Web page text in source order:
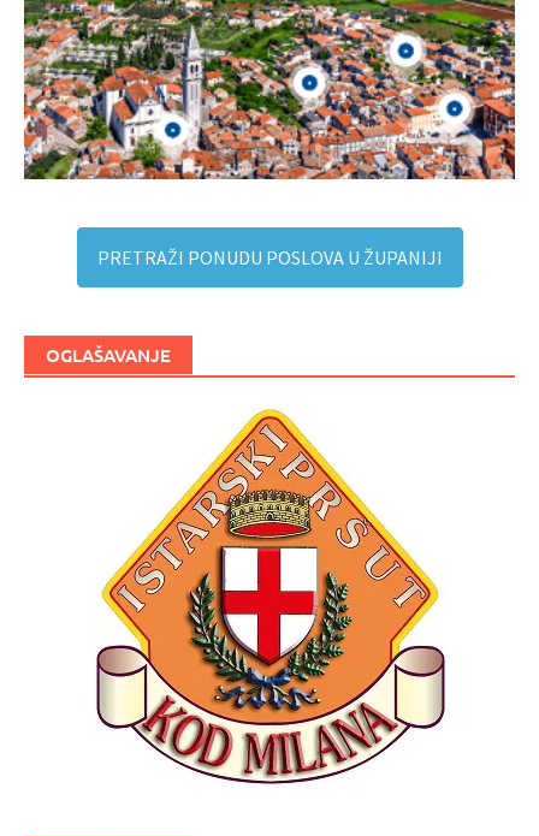
PRETRAŽI PONUDU POSLOVA U ŽUPANIJI
OGLAŠAVANJE